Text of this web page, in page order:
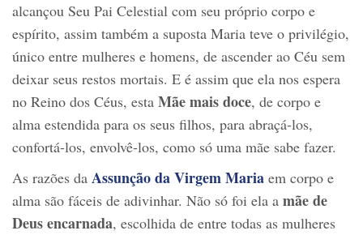
alcançou Seu Pai Celestial com seu próprio corpo e
espírito, assim também a suposta Maria teve o privilégio,
único entre mulheres e homens, de ascender ao Céu sem
deixar seus restos mortais. E é assim que ela nos espera
no Reino dos Céus, esta Mãe mais doce, de corpo e
alma estendida para os seus filhos, para abraçá-los,
confortá-los, envolvê-los, como só uma mãe sabe fazer.
As razões da Assunção da Virgem Maria em corpo e
alma são fáceis de adivinhar. Não só foi ela a mãe de
Deus encarnada, escolhida de entre todas as mulheres